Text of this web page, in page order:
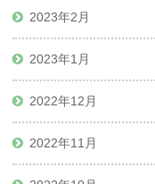
2023年2月
2023年1月
2022年12月
2022年11月